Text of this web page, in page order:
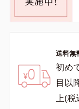
送料無
初め
目以
上(税